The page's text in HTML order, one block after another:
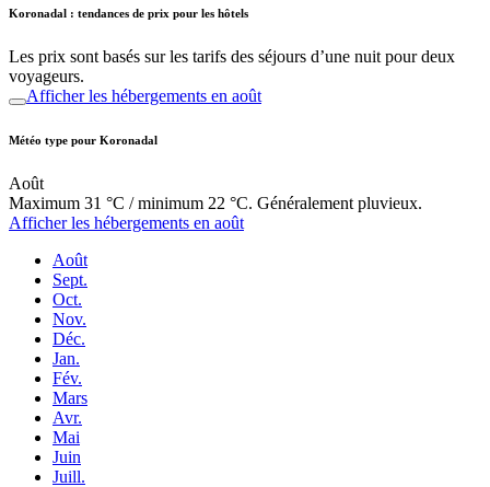
Koronadal : tendances de prix pour les hôtels
Les prix sont basés sur les tarifs des séjours d’une nuit pour deux
voyageurs.
Afficher les hébergements en août
Météo type pour Koronadal
Août
Maximum 31 °C / minimum 22 °C. Généralement pluvieux.
Afficher les hébergements en août
Août
Sept.
Oct.
Nov.
Déc.
Jan.
Fév.
Mars
Avr.
Mai
Juin
Juill.